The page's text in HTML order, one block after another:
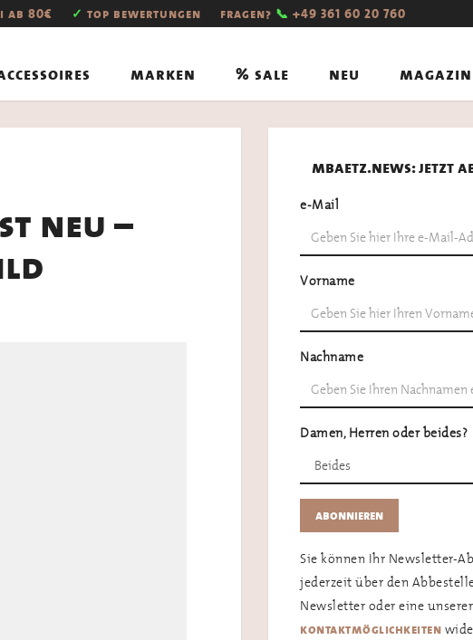
80€ ✓ top bewertungen fragen? 📞 +49 361 60 20 760
marken % sale neu magazin
neu –
mbaetz.news: jetzt
e-Mail
Vorname
Nachname
Damen, Herren oder beides?
Sie können Ihr Newsletter-
jederzeit über den
Newsletter oder eine unserer
kontaktmöglichkeiten